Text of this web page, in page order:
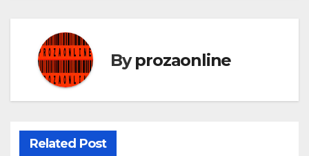
Byprozaonline
Related Post